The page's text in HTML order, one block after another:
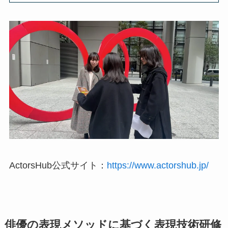
ActorsHub公式サイト： https://www.actorshub.jp/
俳優の表現メソッドに基づく表現技術研修